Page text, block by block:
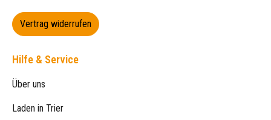
Vertrag widerrufen
Hilfe & Service
Über uns
Laden in Trier